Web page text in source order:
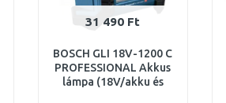
31 490 Ft
BOSCH GLI 18V-1200 C
PROFESSIONAL Akkus
lámpa (18V/akku és